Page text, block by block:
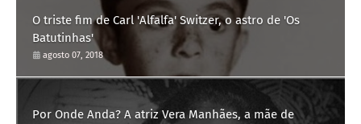
O triste fim de Carl 'Alfalfa' Switzer, o astro de 'Os
Batutinhas'
agosto 07, 2018
Por Onde Anda? A atriz Vera Manhães, a mãe de